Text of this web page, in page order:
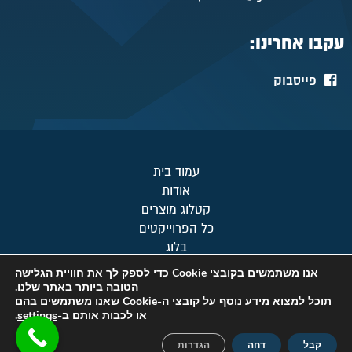
עקבו אחרינו:
פייסבוק
עמוד בית
אודות
קטלוג מוצרים
כל הפרוייקטים
בלוג
מפת אתר
מדיניות פרטיות
© כל הזכויות שמורות לטופ-קור 2019
אנו משתמשים בקובצי Cookie כדי לספק לך את חוויית הגלישה
הטובה ביותר באתר שלנו.
תוכל למצוא מידע נוסף על קובצי ה-Cookie שאנו משתמשים בהם
או לכבות אותם ב-settings
.
קבל דחה הגדרות